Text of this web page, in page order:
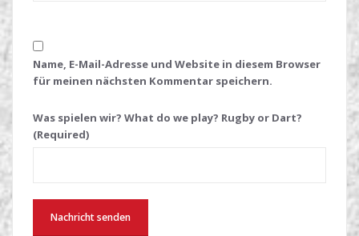
Name, E-Mail-Adresse und Website in diesem Browser
für meinen nächsten Kommentar speichern.
Was spielen wir? What do we play? Rugby or Dart?
(Required)